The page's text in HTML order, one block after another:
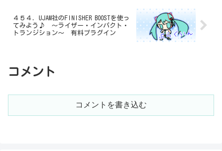
４５４．UJAM社のFINISHER BOOSTを使っ
てみよう♪ ～ライザー・インパクト・
トランジション～ 有料プラグイン
コメント
コメントを書き込む